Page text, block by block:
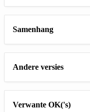
Samenhang
Andere versies
Verwante OK('s)